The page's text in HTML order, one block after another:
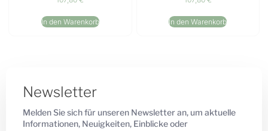
In den Warenkorb In den Warenkorb
Newsletter
Melden Sie sich für unseren Newsletter an, um aktuelle
Informationen, Neuigkeiten, Einblicke oder